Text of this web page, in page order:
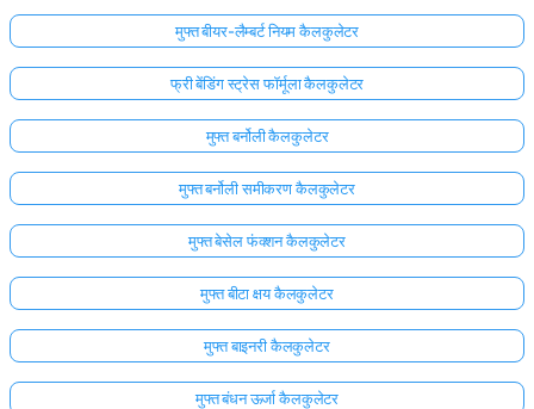
मुफ्त बीयर-लैम्बर्ट नियम कैलकुलेटर
फ्री बेंडिंग स्ट्रेस फॉर्मूला कैलकुलेटर
मुफ्त बर्नोली कैलकुलेटर
मुफ्त बर्नोली समीकरण कैलकुलेटर
मुफ्त बेसेल फंक्शन कैलकुलेटर
मुफ्त बीटा क्षय कैलकुलेटर
मुफ्त बाइनरी कैलकुलेटर
मुफ्त बंधन ऊर्जा कैलकुलेटर